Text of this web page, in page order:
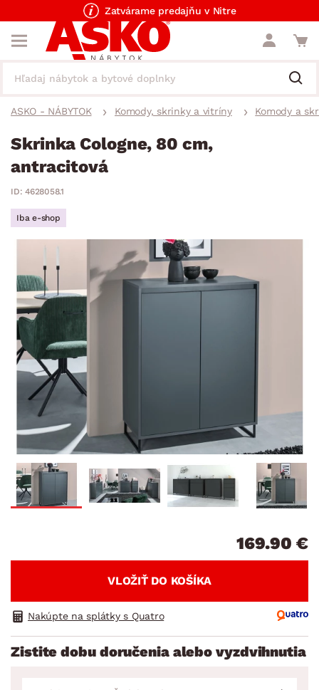
Zatvárame predajňu v Nitre
ASKO - NÁBYTOK Komody, skrinky a vitríny Komody a
Skrinka Cologne, 80 cm,
antracitová
ID: 4628058.1
Iba e-shop
169.90 €
VLOŽIŤ DO KOŠÍKA
Nakúpte na splátky s Quatro
Zistite dobu doručenia alebo vyzdvihnutia